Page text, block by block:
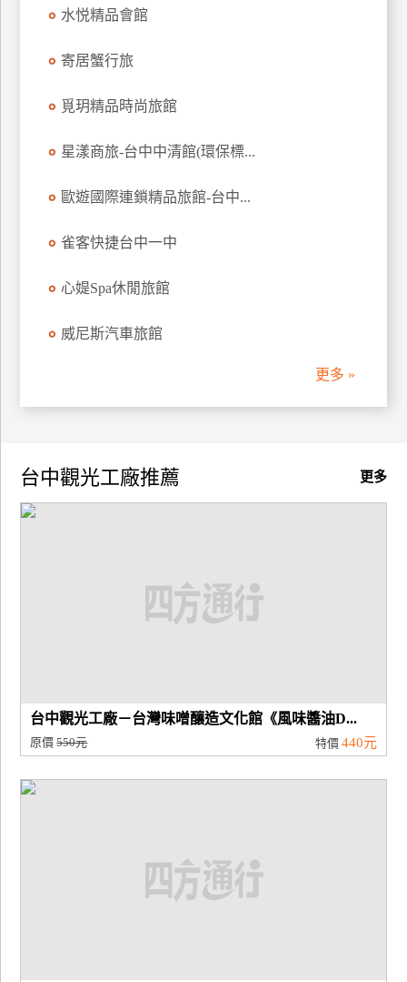
商
合
作
商
品
宣
水悦精品會館
寄居蟹行旅
覓玥精品時尚旅館
星漾商旅-台中中清館(環保標...
歐遊國際連鎖精品旅館-台中...
雀客快捷台中一中
心媞Spa休閒旅館
威尼斯汽車旅館
更多 »
更多
台中觀光工廠推薦
台中觀光工廠－台灣味噌釀造文化館《風味醬油D...
原價550元 特價 440元